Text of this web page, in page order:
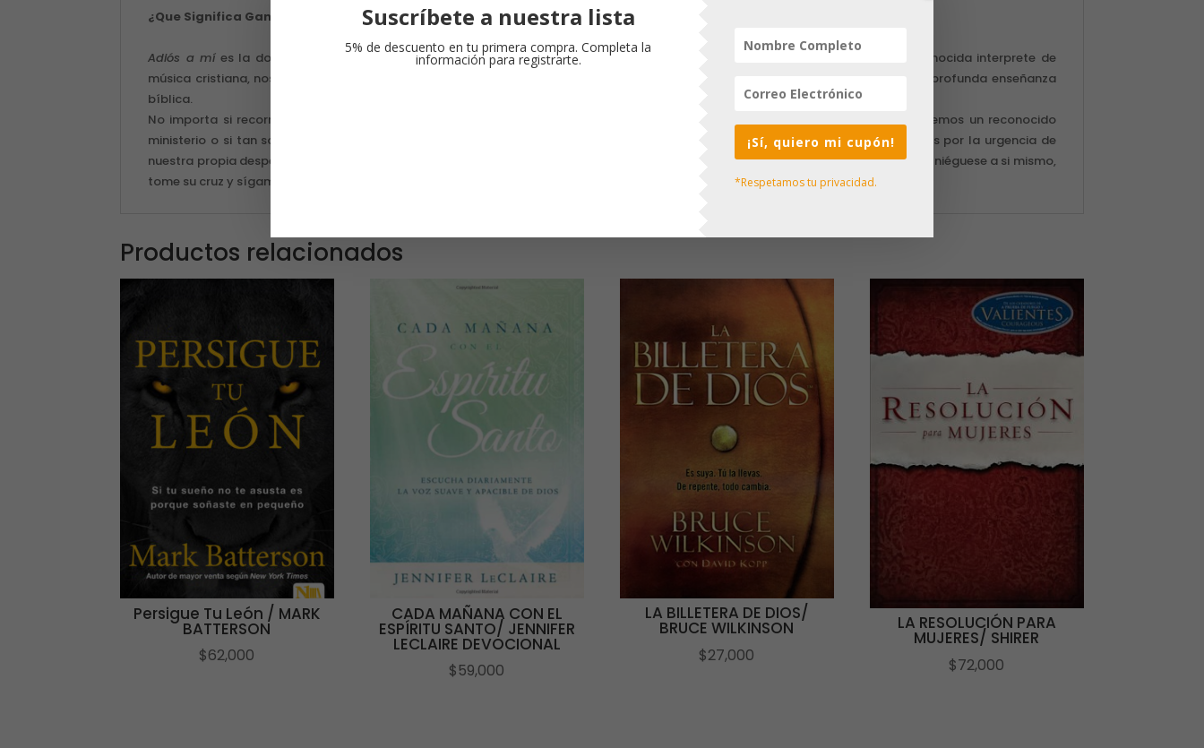
¿Que Significa Ganar o Perder?
Adiós a míes la dolorosa historia de una despedida, contada, sin embargo, con humor y esperanza. Damaris Carbaugh, la conocida interprete de
música cristiana, nos invita a sentarnos junto a ella en el sofá para confiarnos su vida mientras bebemos una deliciosa taza de profunda enseñanza
bíblica.
No importa si recorrimos nuestra vida en la fe de Jesucristo o si hemos preferido mirar de lejos la iglesia; no importa si ya tenemos un reconocido
ministerio o si tan solo asistimos a los servicios dominicales... A todos se nos escapará alguna lágrima al sentirnos incomodados por la urgencia de
nuestra propia despedida, y nos veremos desafiados por esas palabras perennes del maestro: " Si alguno quiere venir en pos de mí, niéguese a si mismo,
tome su cruz y sígame".
Productos relacionados
Persigue Tu León / MARK
BATTERSON
$62,000
CADA MAÑANA CON EL
ESPÍRITU SANTO/ JENNIFER
LECLAIRE DEVOCIONAL
$59,000
LA BILLETERA DE DIOS/
BRUCE WILKINSON
$27,000
LA RESOLUCIÓN PARA
MUJERES/ SHIRER
$72,000
Suscríbete a nuestra lista
5% de descuento en tu primera compra. Completa la
información para registrarte.
¡Sí, quiero mi cupón!
*Respetamos tu privacidad.